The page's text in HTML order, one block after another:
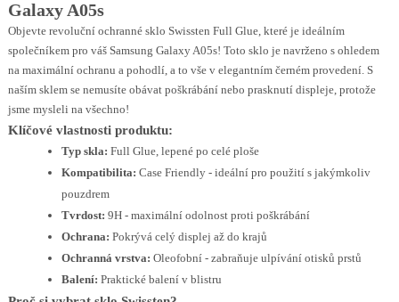
Galaxy A05s
Objevte revoluční ochranné sklo Swissten Full Glue, které je ideálním
společníkem pro váš Samsung Galaxy A05s! Toto sklo je navrženo s ohledem
na maximální ochranu a pohodlí, a to vše v elegantním černém provedení. S
naším sklem se nemusíte obávat poškrábání nebo prasknutí displeje, protože
jsme mysleli na všechno!
Klíčové vlastnosti produktu:
Typ skla: Full Glue, lepené po celé ploše
Kompatibilita: Case Friendly - ideální pro použití s jakýmkoliv
pouzdrem
Tvrdost: 9H - maximální odolnost proti poškrábání
Ochrana: Pokrývá celý displej až do krajů
Ochranná vrstva: Oleofobní - zabraňuje ulpívání otisků prstů
Balení: Praktické balení v blistru